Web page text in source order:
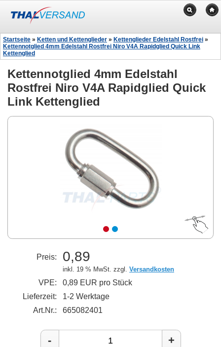
Startseite » Ketten und Kettenglieder » Kettenglieder Edelstahl Rostfrei »
Kettennotglied 4mm Edelstahl Rostfrei Niro V4A Rapidglied Quick Link
Kettenglied
Kettennotglied 4mm Edelstahl
Rostfrei Niro V4A Rapidglied Quick
Link Kettenglied
Preis: 0,89
inkl. 19 % MwSt. zzgl. Versandkosten
VPE:
0,89 EUR pro Stück
Lieferzeit:
1-2 Werktage
Art.Nr.:
665082401
- +